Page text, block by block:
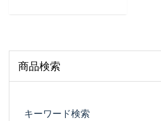
商品検索
キーワード検索